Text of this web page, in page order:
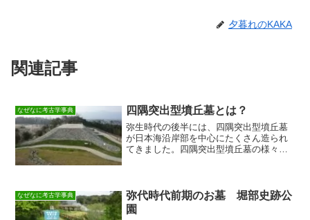
夕暮れのKAKA
関連記事
なぜなに考古学事典 四隅突出型墳丘墓とは？
弥生時代の後半には、四隅突出型墳丘墓
が日本海沿岸部を中心にたくさん造られ
てきました。四隅突出型墳丘墓の様々な
なぜなに考古学事典
弥代時代前期のお墓 堀部史跡公
園